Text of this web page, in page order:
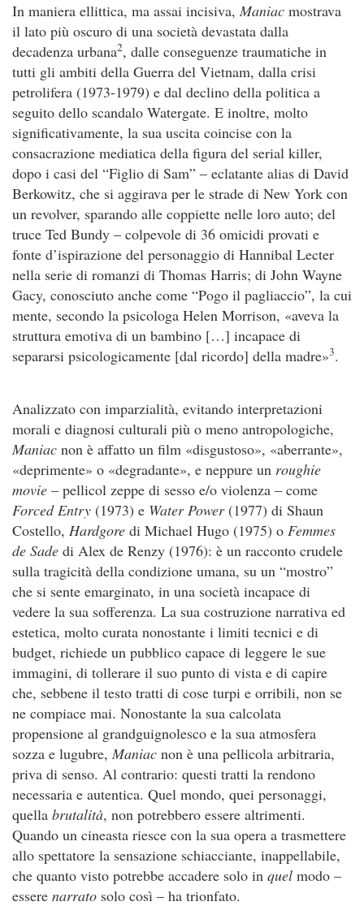
In maniera ellittica, ma assai incisiva, Maniac mostrava
il lato più oscuro di una società devastata dalla
decadenza urbana2, dalle conseguenze traumatiche in
tutti gli ambiti della Guerra del Vietnam, dalla crisi
petrolifera (1973-1979) e dal declino della politica a
seguito dello scandalo Watergate. E inoltre, molto
significativamente, la sua uscita coincise con la
consacrazione mediatica della figura del serial killer,
dopo i casi del “Figlio di Sam” – eclatante alias di David
Berkowitz, che si aggirava per le strade di New York con
un revolver, sparando alle coppiette nelle loro auto; del
truce Ted Bundy – colpevole di 36 omicidi provati e
fonte d’ispirazione del personaggio di Hannibal Lecter
nella serie di romanzi di Thomas Harris; di John Wayne
Gacy, conosciuto anche come “Pogo il pagliaccio”, la cui
mente, secondo la psicologa Helen Morrison, «aveva la
struttura emotiva di un bambino […] incapace di
separarsi psicologicamente [dal ricordo] della madre»3.
Analizzato con imparzialità, evitando interpretazioni
morali e diagnosi culturali più o meno antropologiche,
Maniac non è affatto un film «disgustoso», «aberrante»,
«deprimente» o «degradante», e neppure un roughie
movie – pellicol zeppe di sesso e/o violenza – come
Forced Entry (1973) e Water Power(1977) di Shaun
Costello, Hardgore di Michael Hugo (1975) o Femmes
de Sade di Alex de Renzy (1976): è un racconto crudele
sulla tragicità della condizione umana, su un “mostro”
che si sente emarginato, in una società incapace di
vedere la sua sofferenza. La sua costruzione narrativa ed
estetica, molto curata nonostante i limiti tecnici e di
budget, richiede un pubblico capace di leggere le sue
immagini, di tollerare il suo punto di vista e di capire
che, sebbene il testo tratti di cose turpi e orribili, non se
ne compiace mai. Nonostante la sua calcolata
propensione al grandguignolesco e la sua atmosfera
sozza e lugubre, Maniac non è una pellicola arbitraria,
priva di senso. Al contrario: questi tratti la rendono
necessaria e autentica. Quel mondo, quei personaggi,
quella brutalità, non potrebbero essere altrimenti.
Quando un cineasta riesce con la sua opera a trasmettere
allo spettatore la sensazione schiacciante, inappellabile,
che quanto visto potrebbe accadere solo in quel modo –
essere narrato solo così – ha trionfato.